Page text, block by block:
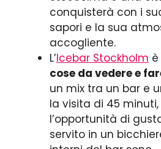
conquisterà con i
sapori e la sua
accogliente.
L’Icebar Stockholm
cose da vedere e
un mix tra un bar e
la visita di 45
l’opportunità di
servito in un